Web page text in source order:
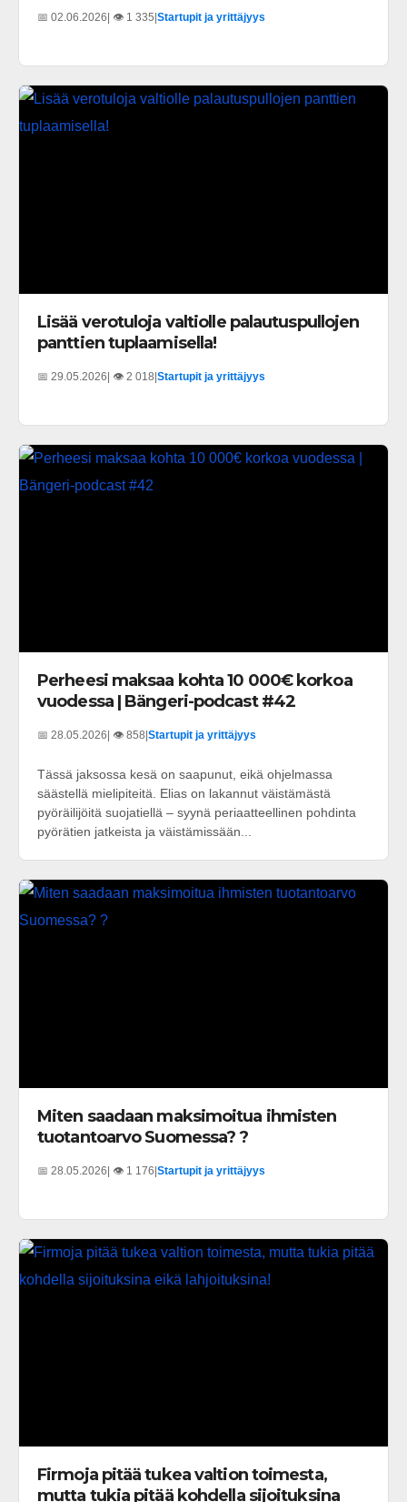
📅 02.06.2026 | 👁️ 1 335 Startupit ja yrittäjyys
Lisää verotuloja valtiolle palautuspullojen
panttien tuplaamisella!
📅 29.05.2026| 👁️ 2 018|Startupit ja yrittäjyys
Perheesi maksaa kohta 10 000€ korkoa
vuodessa | Bängeri-podcast #42
📅 28.05.2026 | 👁️ 858 Startupit ja yrittäjyys
Tässä jaksossa kesä on saapunut, eikä ohjelmassa
säästellä mielipiteitä. Elias on lakannut väistämästä
pyöräilijöitä suojatiellä – syynä periaatteellinen pohdinta
pyörätien jatkeista ja väistämissään...
Miten saadaan maksimoitua ihmisten
tuotantoarvo Suomessa? ?
📅 28.05.2026| 👁️ 1 176|Startupit ja yrittäjyys
Firmoja pitää tukea valtion toimesta,
mutta tukia pitää kohdella sijoituksina